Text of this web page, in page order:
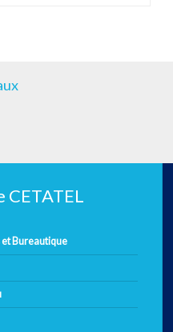
CETATEL
Bureautique